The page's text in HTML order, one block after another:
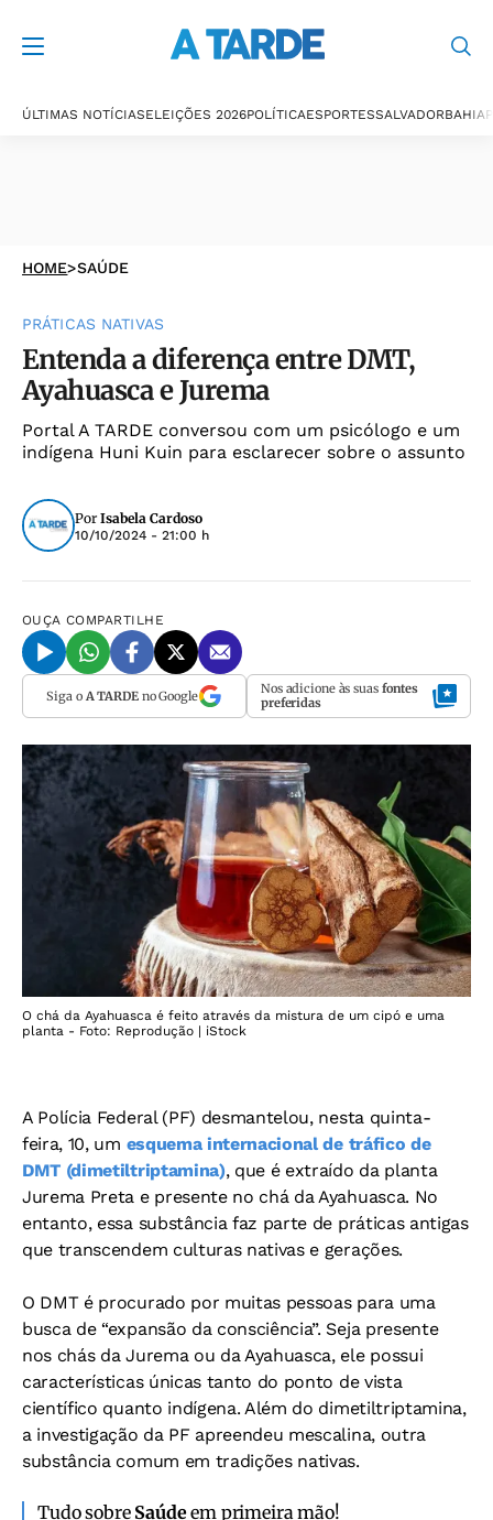
ÚLTIMAS NOTÍCIASELEIÇÕES 2026POLÍTICAESPORTESSALVADORBAHIA
HOME>SAÚDE
PRÁTICAS NATIVAS
Entenda a diferença entre DMT,
Ayahuasca e Jurema
Portal A TARDE conversou com um psicólogo e um
indígena Huni Kuin para esclarecer sobre o assunto
Por Isabela Cardoso
10/10/2024 - 21:00 h
OUÇA COMPARTILHE
Siga o A TARDEno Google Nos adicione às suas fontes
preferidas
O chá da Ayahuasca é feito através da mistura de um cipó e uma
planta - Foto: Reprodução | iStock
A Polícia Federal (PF) desmantelou, nesta quinta-
feira, 10, um esquema internacional de tráfico de
DMT (dimetiltriptamina), que é extraído da planta
Jurema Preta e presente no chá da Ayahuasca. No
entanto, essa substância faz parte de práticas antigas
que transcendem culturas nativas e gerações.
O DMT é procurado por muitas pessoas para uma
busca de “expansão da consciência”. Seja presente
nos chás da Jurema ou da Ayahuasca, ele possui
características únicas tanto do ponto de vista
científico quanto indígena. Além do dimetiltriptamina,
a investigação da PF apreendeu mescalina, outra
substância comum em tradições nativas.
Tudo sobre Saúdeem primeira mão!